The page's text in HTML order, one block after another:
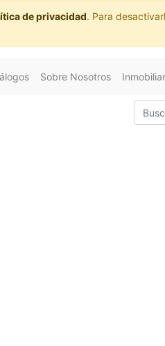
de privacidad. Para
Sobre Nosotros